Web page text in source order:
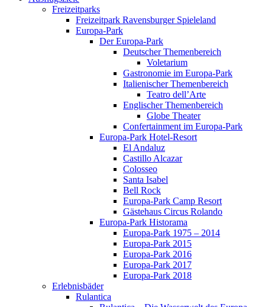
Freizeitparks
Freizeitpark Ravensburger Spieleland
Europa-Park
Der Europa-Park
Deutscher Themenbereich
Voletarium
Gastronomie im Europa-Park
Italienischer Themenbereich
Teatro dell’Arte
Englischer Themenbereich
Globe Theater
Confertainment im Europa-Park
Europa-Park Hotel-Resort
El Andaluz
Castillo Alcazar
Colosseo
Santa Isabel
Bell Rock
Europa-Park Camp Resort
Gästehaus Circus Rolando
Europa-Park Historama
Europa-Park 1975 – 2014
Europa-Park 2015
Europa-Park 2016
Europa-Park 2017
Europa-Park 2018
Erlebnisbäder
Rulantica